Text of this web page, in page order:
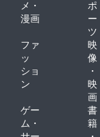
メ・
漫画
ポ
ー
ツ
ファ
ッ
ショ
ン
映
像
・
映
画
ゲー
ム・
書
籍